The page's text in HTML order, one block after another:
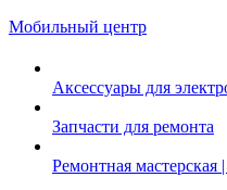
Мобильный центр
Аксессуары для
Запчасти для ремонта
Ремонтная